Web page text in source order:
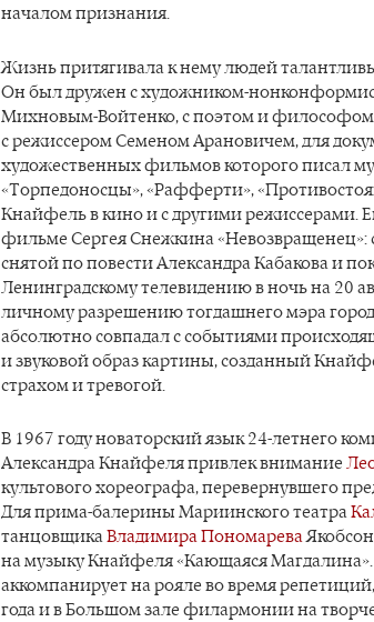
началом признания.
Жизнь притягивала к нему людей
Он был дружен с художником-
Михновым-Войтенко, с поэтом и философом
с режиссером Семеном Арановичем, для
художественных фильмов которого писал
«Торпедоносцы», «Рафферти»,
Кнайфель в кино и с другими режиссерами.
фильме Сергея Снежкина
снятой по повести Александра Кабакова и
Ленинградскому телевидению в ночь на 20
личному разрешению тогдашнего мэра
абсолютно совпадал с событиями
и звуковой образ картины, созданный
страхом и тревогой.
В 1967 году новаторский язык 24-летнего
Александра Кнайфеля привлек внимание
культового хореографа, перевернувшего
Для прима-балерины Мариинского театра
танцовщикаВладимира Пономарева
на музыку Кнайфеля «Кающаяся
аккомпанирует на рояле во время
года и в Большом зале филармонии на